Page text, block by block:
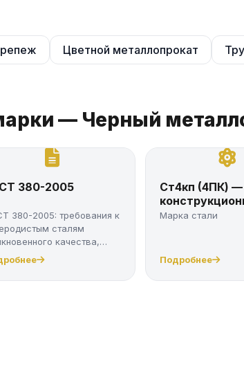
Цветной металлопрокат
— Черный
380-2005
380-2005: требования к
сталям
качества,
Ст...
Ст4кп (4ПК) —
углеродистая
Марка стали
Подробнее